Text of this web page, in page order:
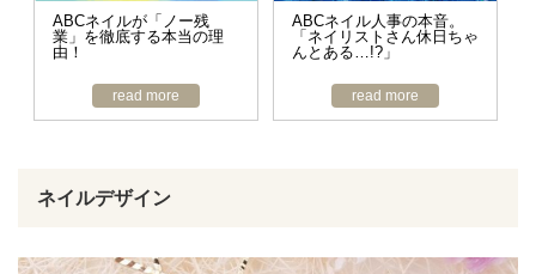
ABCネイルが「ノー残
業」を徹底する本当の理
由！
read more
ABCネイル人事の本音。
「ネイリストさん休日ちゃ
んとある…!?」
read more
ネイルデザイン